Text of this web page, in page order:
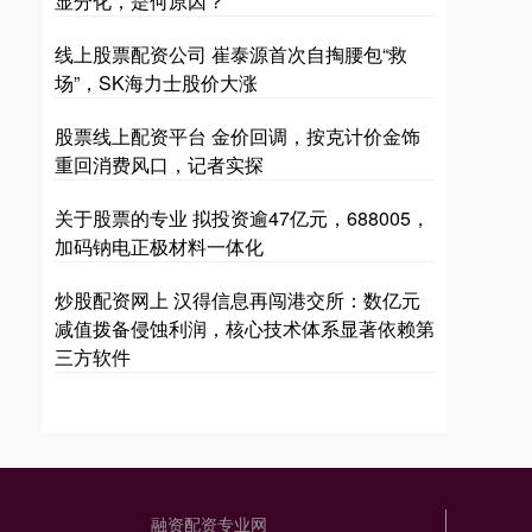
线上股票配资公司 崔泰源首次自掏腰包“救
场”，SK海力士股价大涨
股票线上配资平台 金价回调，按克计价金饰
重回消费风口，记者实探
关于股票的专业 拟投资逾47亿元，688005，
加码钠电正极材料一体化
炒股配资网上 汉得信息再闯港交所：数亿元
减值拨备侵蚀利润，核心技术体系显著依赖第
三方软件
融资配资专业网